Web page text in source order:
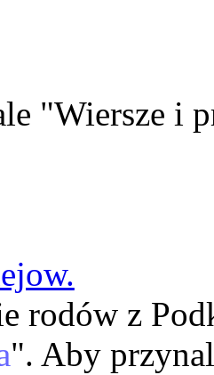
"Wiersze i
rodów z
". Aby